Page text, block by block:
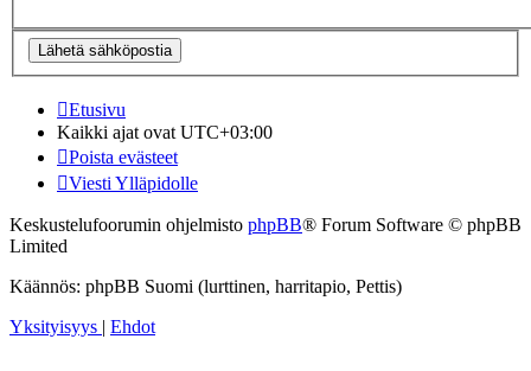
Etusivu
Kaikki ajat ovatUTC+03:00
Poista evästeet
Viesti Ylläpidolle
Keskustelufoorumin ohjelmisto phpBB® Forum Software © phpBB
Limited
Käännös: phpBB Suomi (lurttinen, harritapio, Pettis)
Yksityisyys
Ehdot